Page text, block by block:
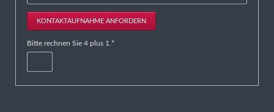
KONTAKTAUFNAHME ANFORDERN
Pflichtfeld
Bitte rechnen Sie 4 plus 1. *